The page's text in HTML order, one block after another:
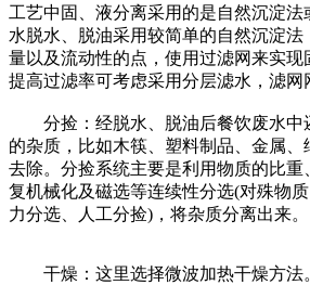
工艺中固、液分离采用的是自然沉淀
水脱水、脱油采用较简单的自然沉淀
量以及流动性的点，使用过滤网来实现
提高过滤率可考虑采用分层滤水，滤网
分捡：经脱水、脱油后餐饮废水中
的杂质，比如木筷、塑料制品、金属
去除。分捡系统主要是利用物质的比
复机械化及磁选等连续性分选(对殊物
力分选、人工分捡)，将杂质分离出来。
干燥：这里选择微波加热干燥方法